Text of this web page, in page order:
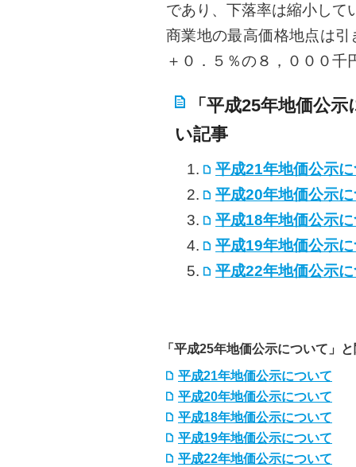
であり、下落率は縮小して
商業地の最高価格地点は
＋０．５％の８，０００千
「平成25年地価公
い記事
平成21年地価公示
平成20年地価公示
平成18年地価公示
平成19年地価公示
平成22年地価公示
「平成25年地価公示について」
平成21年地価公示について
平成20年地価公示について
平成18年地価公示について
平成19年地価公示について
平成22年地価公示について